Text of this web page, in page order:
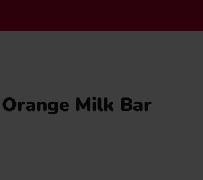
Milk Bar